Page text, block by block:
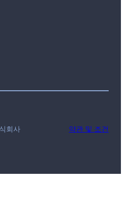
회사 약관 및 조건